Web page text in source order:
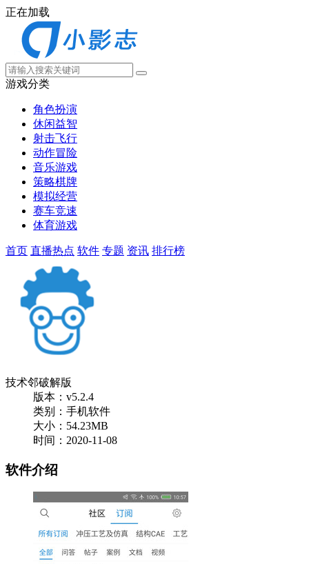
正在加载
游戏分类
角色扮演
休闲益智
射击飞行
动作冒险
音乐游戏
策略棋牌
模拟经营
赛车竞速
体育游戏
首页 直播热点 软件 专题 资讯 排行榜
技术邻破解版
版本：v5.2.4
类别：手机软件
大小：54.23MB
时间：2020-11-08
软件介绍